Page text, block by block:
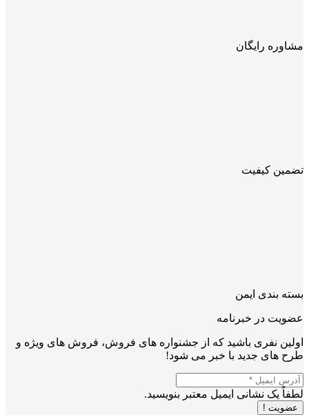
مشاوره رایگان
تضمین کیفیت
بسته بندی ایمن
عضویت در خبرنامه
اولین نفری باشید که از جشنواره های فروش، فروش های ویژه و
طرح های جدید با خبر می شود!
لطفاً یک نشانی ایمیل معتبر بنویسید.
عضویت !